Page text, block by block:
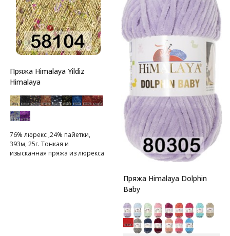
Пряжа Himalaya Yildiz
Himalaya
76% люрекс ,24% пайетки,
393м, 25г. Тонкая и
изысканная пряжа из люрекса
Пряжа Himalaya Dolphin
Baby